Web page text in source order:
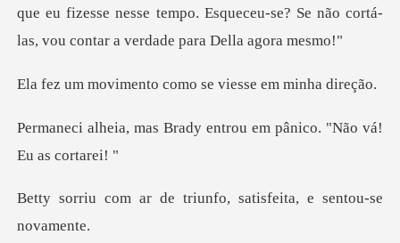
que eu fizesse nesse tempo. Esque
to como se viesse
ady entrou em pânico. "N
triunfo, satisfeita,